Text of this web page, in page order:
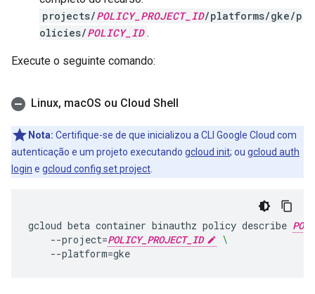
projects/POLICY_PROJECT_ID/platforms/gke/p
olicies/POLICY_ID .
Execute o seguinte comando:
Linux, macOS ou Cloud Shell
Nota: Certifique-se de que inicializou a CLI Google Cloud com
autenticação e um projeto executando gcloud init; ou gcloud auth
login e gcloud config set project
gcloud beta container binauthz policy describe
--project=POLICY_PROJECT_ID
\
--platform=gke